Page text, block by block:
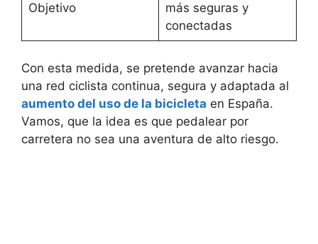
Objetivo
más seguras y
conectadas
Con esta medida, se pretende avanzar hacia
una red ciclista continua, segura y adaptada al
aumento del uso de la bicicleta en España.
Vamos, que la idea es que pedalear por
carretera no sea una aventura de alto riesgo.